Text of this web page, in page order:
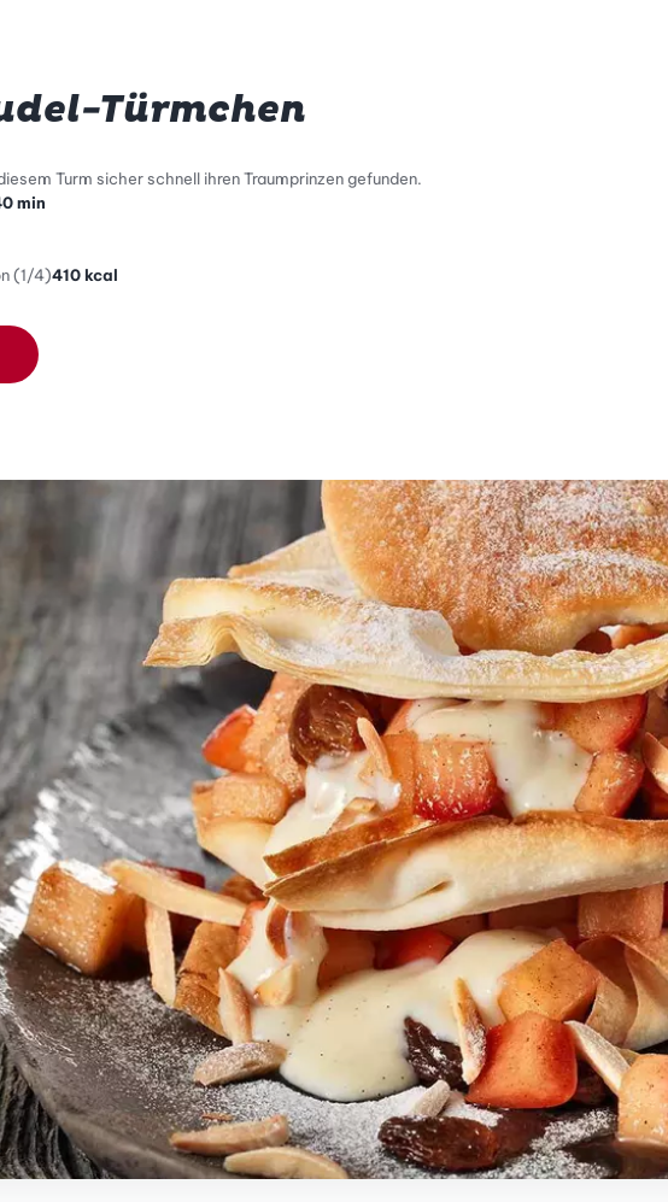
Türmchen
Turm sicher schnell ihren Traumprinzen gefunden.
min
(1/4)410 kcal